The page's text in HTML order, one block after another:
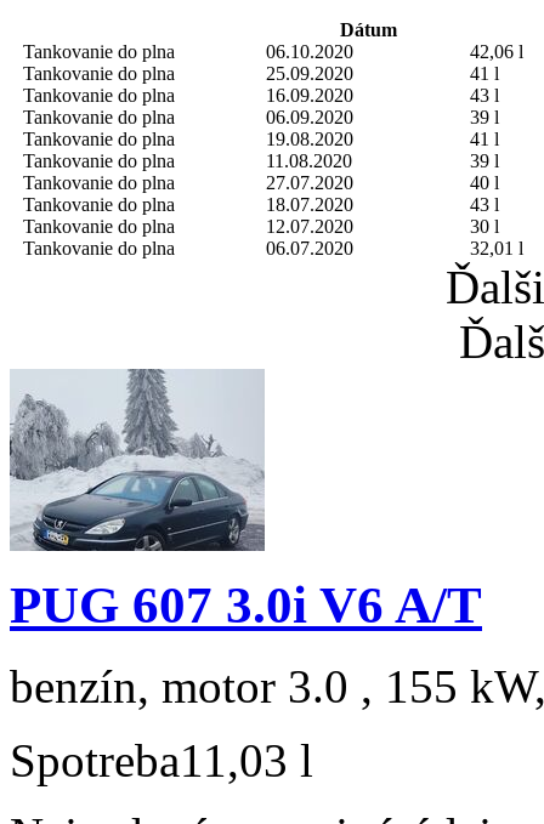
Dátum
Tankovanie do plna
06.10.2020
42,06 l
Tankovanie do plna
25.09.2020
41 l
Tankovanie do plna
16.09.2020
43 l
Tankovanie do plna
06.09.2020
39 l
Tankovanie do plna
19.08.2020
41 l
Tankovanie do plna
11.08.2020
39 l
Tankovanie do plna
27.07.2020
40 l
Tankovanie do plna
18.07.2020
43 l
Tankovanie do plna
12.07.2020
30 l
Tankovanie do plna
06.07.2020 32,01 l
PUG 607 3.0i V6 A/T
benzín, motor 3.0 , 155
Spotreba11,03 l